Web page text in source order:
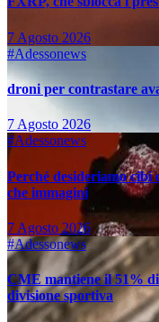
7 Agosto 2026
#Adessonews
droni per contrastare
7 Agosto 2026
#Adessonews
Perché desideriamo cibi
che immagini
7 Agosto 2026
#Adessonews
CME mantiene il 51%
divisione sportiva